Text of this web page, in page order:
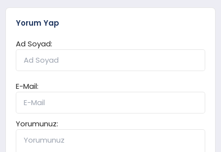
Yorum Yap
Ad Soyad:
E-Mail:
Yorumunuz: